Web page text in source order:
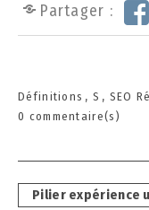
Partager :
Categories
Définitions S SEO
0 commentaire(s)
Tags
Pilier expérience